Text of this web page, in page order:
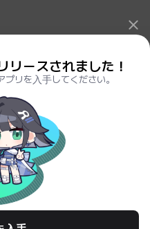
リースされました！
リを入手してください。